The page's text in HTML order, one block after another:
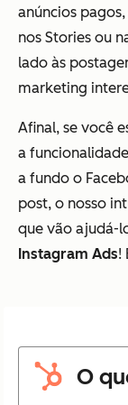
anúncios
nos Stories ou
lado às
marketing
Afinal, se você
a
a fundo o
post, o nosso
que vão ajudá-
Instagram Ads!
O